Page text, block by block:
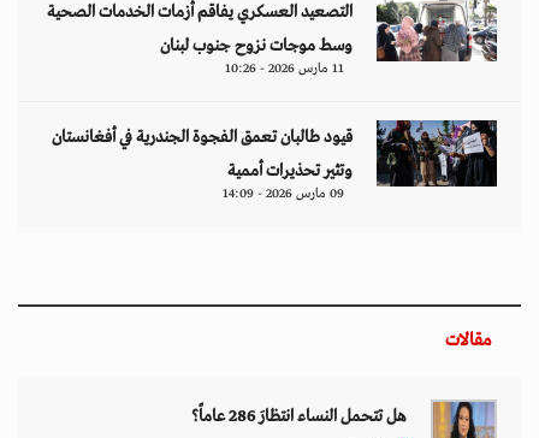
التصعيد العسكري يفاقم أزمات الخدمات الصحية
وسط موجات نزوح جنوب لبنان
11 مارس 2026 - 10:26
قيود طالبان تعمق الفجوة الجندرية في أفغانستان
وتثير تحذيرات أممية
09 مارس 2026 - 14:09
مقالات
هل تتحمل النساء انتظارَ 286 عاماً؟